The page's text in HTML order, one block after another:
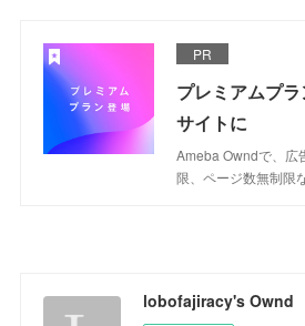
PR
プレミアムプ
サイトに
Ameba Owndで、広
限、ページ数無制限
lobofajiracy's Ownd